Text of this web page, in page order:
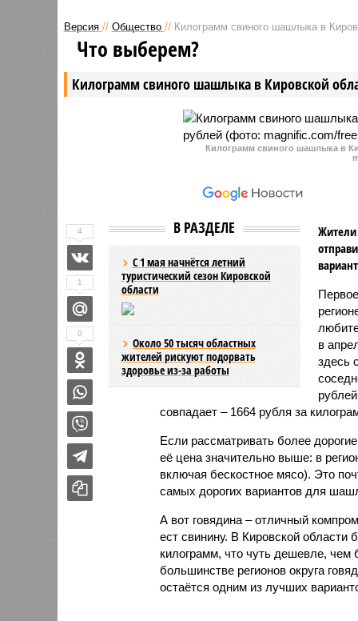
приобретение электробусов. На
эти деньги региональные власти
планируют купить 30 машин.
Версия // Общество // Килограмм свиного шашлыка в
Килограмм свиного шашлыка в Кировской
Что выберем?
Килограмм свиного шашлыка в
В РАЗДЕЛЕ
С 1 мая начнётся летний
туристический сезон Кировской
области
Около 50 тысяч областных
жителей рискуют подорвать
здоровье из-за работы
Жители
в
здесь
совпадает – 1664 рубля за
Если рассматривать более
её цена значительно выше: в
включая бескостное мясо). Это
самых дорогих вариантов для
А вот говядина – отличный
ест свинину. В Кировской области
килограмм, что чуть дешевле, чем
большинстве регионов округа
остаётся одним из лучших
4
1
0